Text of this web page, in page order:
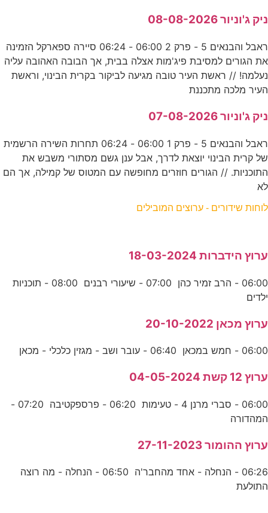
ניק ג'וניור 08-08-2026
ראבל והבנאים 5 - פרק 2 06:00 - 06:24 סיירה ספארקל הזמינה
את הגורים למסיבת פיג'מות אצלה בבית, אך הבובה האהובה עליה
נעלמה! // ראשת העיר טובה מגיעה לביקור בקרית הבינוי, וראשת
העיר מלכה מתכננת
ניק ג'וניור 07-08-2026
ראבל והבנאים 5 - פרק 1 06:00 - 06:24 תחרות השירה הרשמית
של קרית הבינוי יוצאת לדרך, אבל ענן גשם מסתורי משבש את
התוכניות. // הגורים חוזרים מחופשה עם המטוס של קמילה, אך הם
לא
לוחות שידורים - ערוצים המובילים
ערוץ הידברות 18-03-2024
06:00 - הרב זמיר כהן 07:00 - שיעורי רבנים 08:00 - תוכניות
ילדים
ערוץ מכאן 20-10-2022
06:00 - חמש במכאן 06:40 - עובר ושב - מגזין כלכלי - מכאן
ערוץ 12 קשת 04-05-2024
06:00 - סברי מרנן 4 - טעימות 06:20 - פרספקטיבה 07:20 -
המהדורה
ערוץ ההומור 27-11-2023
06:26 - הנחלה - אחד מהחבר'ה 06:50 - הנחלה - מה רוצה
התולעת